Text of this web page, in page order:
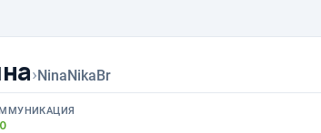
›NinaNikaBr